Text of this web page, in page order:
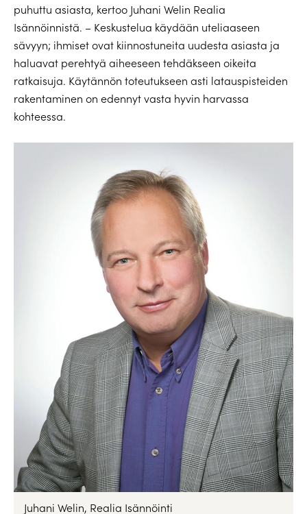
puhuttu asiasta, kertoo Juhani Welin Realia
Isännöinnistä. – Keskustelua käydään uteliaaseen
sävyyn; ihmiset ovat kiinnostuneita uudesta asiasta ja
haluavat perehtyä aiheeseen tehdäkseen oikeita
ratkaisuja. Käytännön toteutukseen asti latauspisteiden
rakentaminen on edennyt vasta hyvin harvassa
kohteessa.
Juhani Welin, Realia Isännöinti